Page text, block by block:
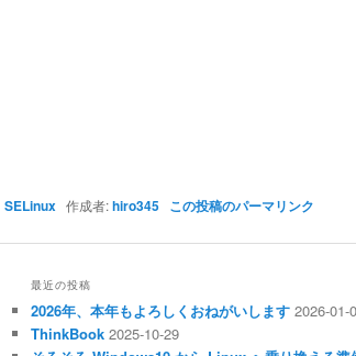
SELinux作成者:hiro345 この投稿のパーマリンク
最近の投稿
2026年、本年もよろしくおねがいします 2026-01-
ThinkBook 2025-10-29